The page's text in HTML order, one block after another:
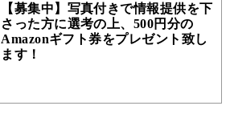
【募集中】写真付きで情報提供を下
さった方に選考の上、500円分の
Amazonギフト券をプレゼント致し
ます！